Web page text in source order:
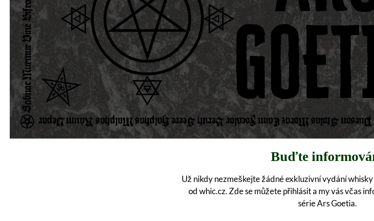
Buďte
Už nikdy nezmeškejte žádné exkluzivní vydání
od whic.cz. Zde se můžete přihlásit a my vás včas
série Ars Goetia.